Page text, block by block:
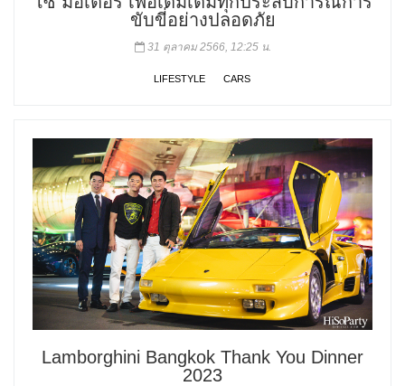
ขับขี่อย่างปลอดภัย
31 ตุลาคม 2566, 12:25 น.
LIFESTYLE CARS
Lamborghini Bangkok Thank You Dinner
2023